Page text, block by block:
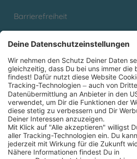
Barrierefreiheit
Partnerprogramm (Affiliate)
Folge uns auf
* Versandkostenfrei ab 9,00 €
Deutschlands